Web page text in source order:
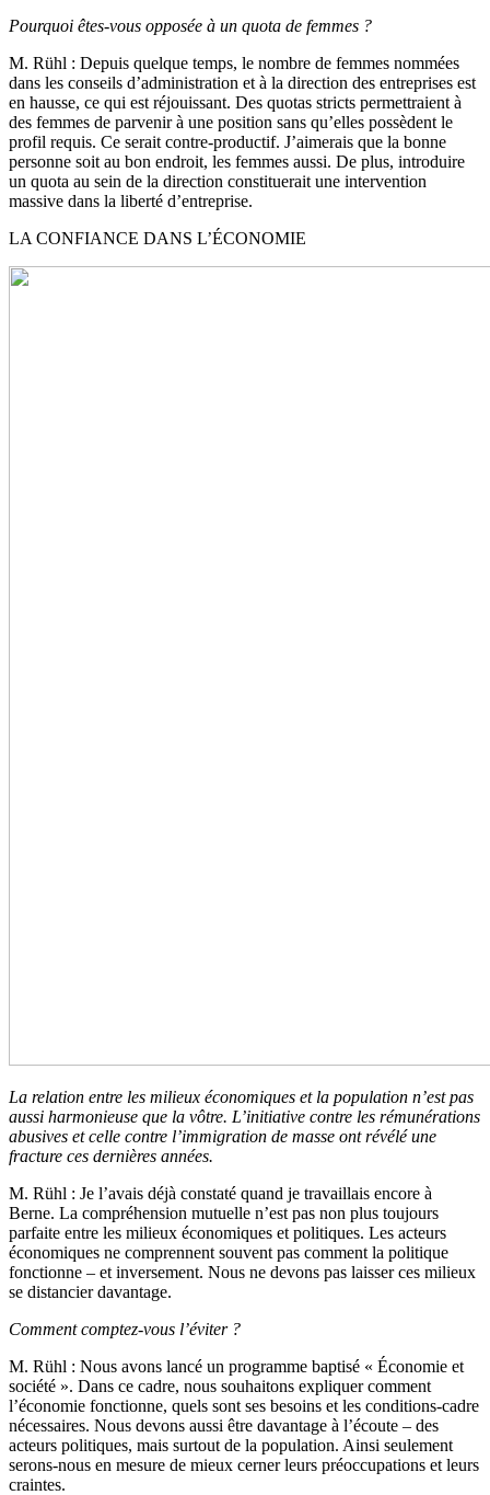
Pourquoi êtes-vous opposée à un quota de femmes ?
M. Rühl : Depuis quelque temps, le nombre de femmes nommées
dans les conseils d’administration et à la direction des entreprises est
en hausse, ce qui est réjouissant. Des quotas stricts permettraient à
des femmes de parvenir à une position sans qu’elles possèdent le
profil requis. Ce serait contre-productif. J’aimerais que la bonne
personne soit au bon endroit, les femmes aussi. De plus, introduire
un quota au sein de la direction constituerait une intervention
massive dans la liberté d’entreprise.
LA CONFIANCE DANS L’ÉCONOMIE
La relation entre les milieux économiques et la population n’est pas
aussi harmonieuse que la vôtre. L’initiative contre les rémunérations
abusives et celle contre l’immigration de masse ont révélé une
fracture ces dernières années.
M. Rühl : Je l’avais déjà constaté quand je travaillais encore à
Berne. La compréhension mutuelle n’est pas non plus toujours
parfaite entre les milieux économiques et politiques. Les acteurs
économiques ne comprennent souvent pas comment la politique
fonctionne – et inversement. Nous ne devons pas laisser ces milieux
se distancier davantage.
Comment comptez-vous l’éviter ?
M. Rühl : Nous avons lancé un programme baptisé « Économie et
société ». Dans ce cadre, nous souhaitons expliquer comment
l’économie fonctionne, quels sont ses besoins et les conditions-cadre
nécessaires. Nous devons aussi être davantage à l’écoute – des
acteurs politiques, mais surtout de la population. Ainsi seulement
serons-nous en mesure de mieux cerner leurs préoccupations et leurs
craintes.